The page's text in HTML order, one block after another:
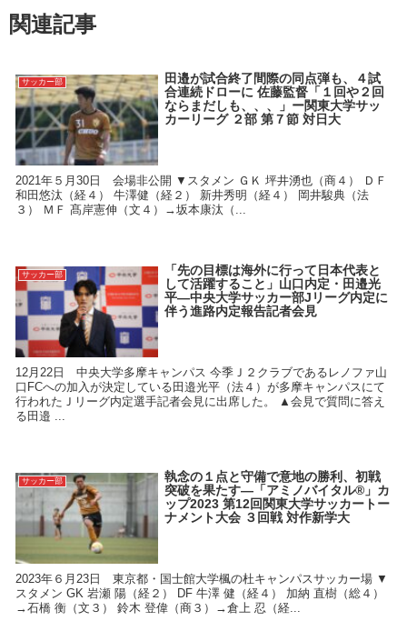
関連記事
サッカー部
田邉が試合終了間際の同点弾も、４試
合連続ドローに 佐藤監督「１回や２回
ならまだしも、、、」ー関東大学サッ
カーリーグ ２部 第７節 対日大
2021年５月30日 会場非公開 ▼スタメン ＧＫ 坪井湧也（商４） ＤＦ
和田悠汰（経４） 牛澤健（経２） 新井秀明（経４） 岡井駿典（法
３） ＭＦ 髙岸憲伸（文４）→坂本康汰（...
サッカー部
「先の目標は海外に行って日本代表と
して活躍すること」山口内定・田邉光
平―中央大学サッカー部Jリーグ内定に
伴う進路内定報告記者会見
12月22日 中央大学多摩キャンパス 今季Ｊ２クラブであるレノファ山
口FCへの加入が決定している田邉光平（法４）が多摩キャンパスにて
行われたＪリーグ内定選手記者会見に出席した。 ▲会見で質問に答え
る田邉 ...
サッカー部
執念の１点と守備で意地の勝利、初戦
突破を果たす―「アミノバイタル®」カ
ップ2023 第12回関東大学サッカートー
ナメント大会 ３回戦 対作新学大
2023年６月23日 東京都・国士館大学楓の杜キャンパスサッカー場 ▼
スタメン GK 岩瀬 陽（経２） DF 牛澤 健（経４） 加納 直樹（総４）
→石橋 衡（文３） 鈴木 登偉（商３）→倉上 忍（経...